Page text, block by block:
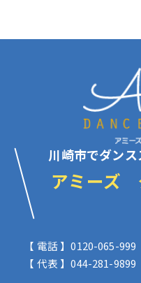
川崎市でダン
アミーズ
【 電話 】0120-065-999
【 代表 】044-281-9899